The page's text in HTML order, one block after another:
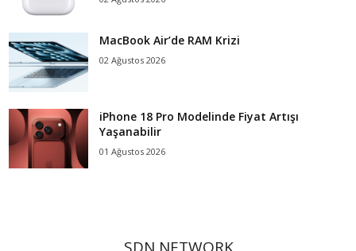
MacBook Air’de RAM Krizi
02 Ağustos 2026
iPhone 18 Pro Modelinde Fiyat Artışı
Yaşanabilir
01 Ağustos 2026
SDN NETWORK